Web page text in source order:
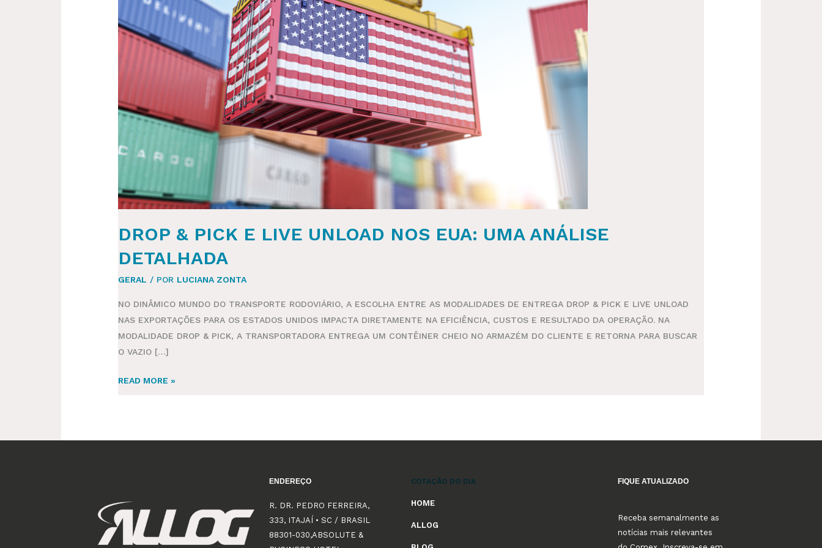
DROP & PICK E LIVE UNLOAD NOS EUA: UMA ANÁLISE
DETALHADA
GERAL / POR LUCIANA ZONTA
NO DINÂMICO MUNDO DO TRANSPORTE RODOVIÁRIO, A ESCOLHA ENTRE AS MODALIDADES DE ENTREGA DROP & PICK E LIVE UNLOAD
NAS EXPORTAÇÕES PARA OS ESTADOS UNIDOS IMPACTA DIRETAMENTE NA EFICIÊNCIA, CUSTOS E RESULTADO DA OPERAÇÃO. NA
MODALIDADE DROP & PICK, A TRANSPORTADORA ENTREGA UM CONTÊINER CHEIO NO ARMAZÉM DO CLIENTE E RETORNA PARA BUSCAR
O VAZIO […]
UNLOAD
NOS
EUA:
READ MORE »
ENDEREÇO
R. DR. PEDRO FERREIRA,
333, ITAJAÍ • SC / BRASIL
88301-030,ABSOLUTE &
COTAÇÃO DO DIA
HOME
ALLOG
FIQUE ATUALIZADO
Receba semanalmente as
notícias mais relevantes